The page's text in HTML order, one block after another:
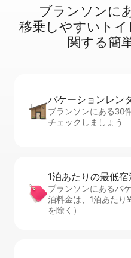
ブランソンに⁠
移⁠乗⁠し⁠や⁠す⁠いト⁠
関⁠す⁠る簡⁠
バケーションレ⁠ン⁠
ブランソンにある30
チェックしましょう
1泊あたりの最⁠低⁠
ブランソンにあるバ
泊料金は、1泊あたり
を除く）